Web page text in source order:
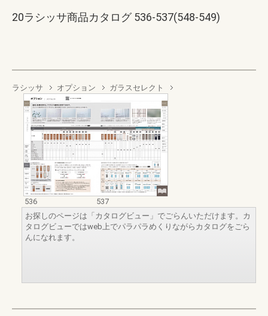
20ラシッサ商品カタログ 536-537(548-549)
ラシッサ オプション ガラスセレクト
536
537
お探しのページは「カタログビュー」でごらんいただけます。カ
タログビューではweb上でパラパラめくりながらカタログをごら
んになれます。